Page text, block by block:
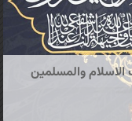
والمسلمین